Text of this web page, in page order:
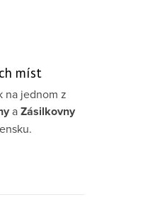
míst
na jednom z
aZásilkovny